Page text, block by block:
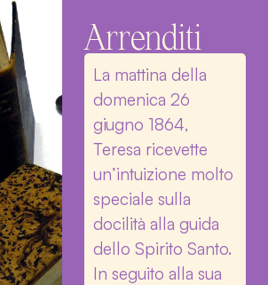
Arrenditi
La mattina della
domenica 26
giugno 1864,
Teresa ricevette
un’intuizione molto
speciale sulla
docilità alla guida
dello Spirito Santo.
In seguito alla sua